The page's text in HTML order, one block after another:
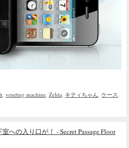
vending machine Zelda キティちゃん ケース
への入り口が！ - Secret Passage Floor